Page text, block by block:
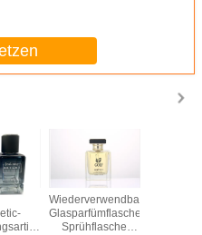
Spray-Glas-
Flasche der
leeren
Körperpflege des
Quadrat-100ml,